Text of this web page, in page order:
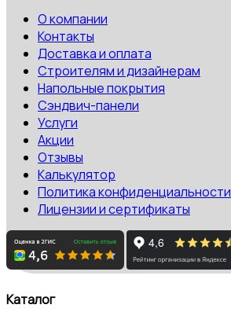
О компании
Контакты
Доставка и оплата
Строителям и дизайнерам
Напольные покрытия
Сэндвич-панели
Услуги
Акции
Отзывы
Калькулятор
Политика конфиденциальности
Лицензии и сертификаты
Каталог